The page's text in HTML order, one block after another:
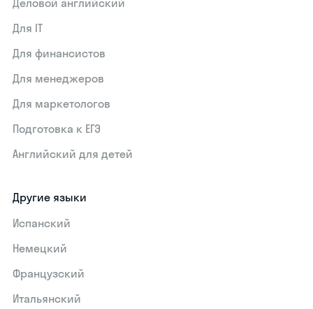
Для IT
Для финансистов
Для менеджеров
Для маркетологов
Подготовка к ЕГЭ
Английский для детей
Другие языки
Испанский
Немецкий
Французский
Итальянский